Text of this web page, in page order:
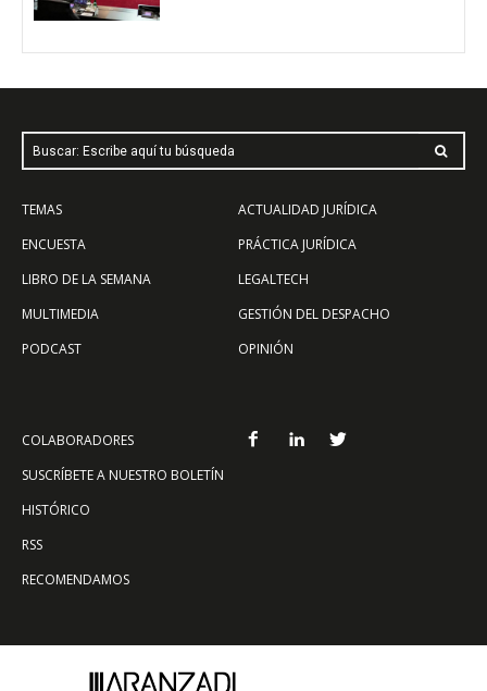
Buscar: Escribe aquí tu búsqueda
TEMAS
ENCUESTA
LIBRO DE LA SEMANA
MULTIMEDIA
PODCAST
ACTUALIDAD JURÍDICA
PRÁCTICA JURÍDICA
LEGALTECH
GESTIÓN DEL DESPACHO
OPINIÓN
COLABORADORES
SUSCRÍBETE A NUESTRO BOLETÍN
HISTÓRICO
RSS
RECOMENDAMOS